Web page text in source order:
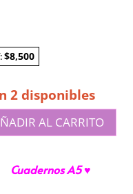
$8,500
2 disponibles
AL CARRITO
Cuadernos A5 ♥